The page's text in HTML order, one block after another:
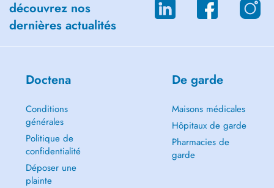
ville de Luxembourg et la Belgique,
- à 200 mètres de l'arrêt de train « Dudelange-Burange »,
- en face de l'arrêt de bus « Dudelange, Dennewald » (via 9, 800, 804
découvrez nos
dernières actualités
Doctena
Conditions
générales
Politique de
confidentialité
Déposer une
plainte
De garde
Maisons médicales
Hôpitaux de garde
Pharmacies de
garde